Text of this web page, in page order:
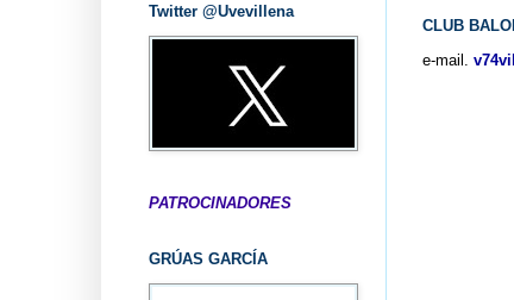
CLUB
e-mail.
Twitter @Uvevillena
PATROCINADORES
GRÚAS GARCÍA